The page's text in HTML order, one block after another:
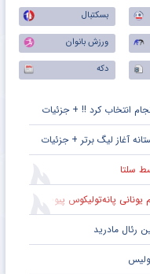
بسکتبال
ورزش بانوان
دکه
انتخاب کرد !! + جزئیات
آغاز لیگ برتر + جزئیات
سلتا
پانه‌تولیکوس پیوست
رئال مادرید